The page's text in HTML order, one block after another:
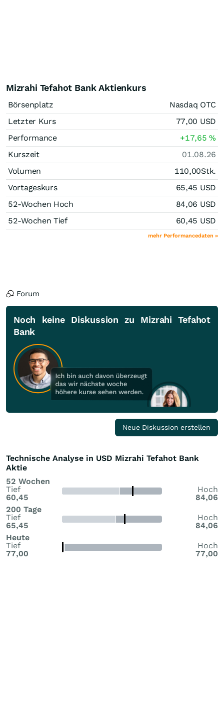
Mizrahi Tefahot Bank Aktienkurs
Börsenplatz
Nasdaq OTC
Letzter Kurs
77,00 USD
Performance
+17,65%
Kurszeit
01.08.26
Volumen
110,00Stk.
Vortageskurs
65,45 USD
52-Wochen Hoch
84,06 USD
52-Wochen Tief
60,45 USD
mehr Performancedaten »
Forum
Noch keine Diskussion zu Mizrahi Tefahot
Bank
Neue Diskussion erstellen
Technische Analyse in USD Mizrahi Tefahot Bank
Aktie
52 Wochen
Tief
60,45
Hoch
84,06
200 Tage
Tief
65,45
Hoch
84,06
Heute
Tief
77,00
Hoch
77,00